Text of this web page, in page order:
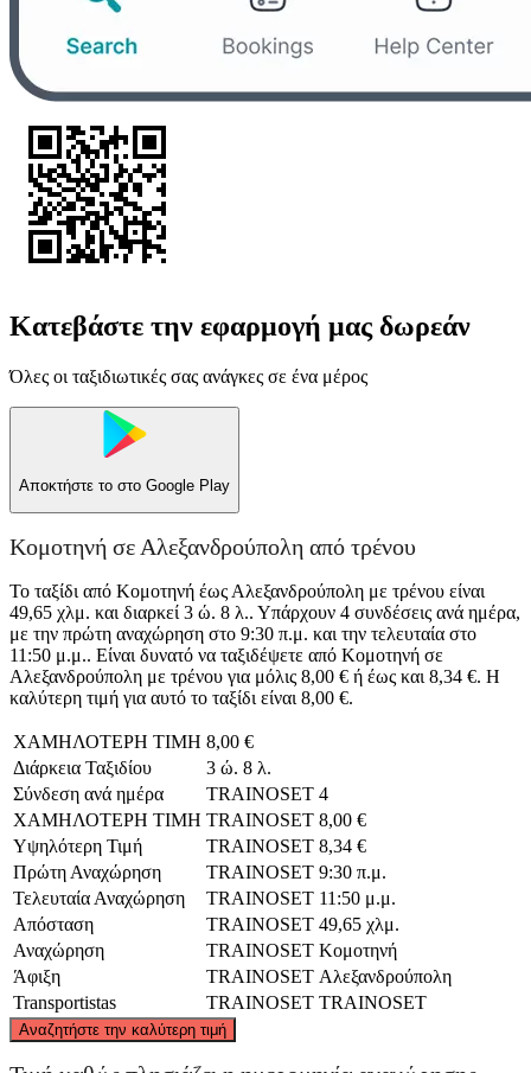
Κατεβάστε την εφαρμογή μας δωρεάν
Όλες οι ταξιδιωτικές σας ανάγκες σε ένα μέρος
Αποκτήστε το στο Google Play
Κομοτηνή σε Αλεξανδρούπολη από τρένου
Το ταξίδι από Κομοτηνή έως Αλεξανδρούπολη με τρένου είναι
49,65 χλμ. και διαρκεί 3 ώ. 8 λ.. Υπάρχουν 4 συνδέσεις ανά ημέρα,
με την πρώτη αναχώρηση στο 9:30 π.μ. και την τελευταία στο
11:50 μ.μ.. Είναι δυνατό να ταξιδέψετε από Κομοτηνή σε
Αλεξανδρούπολη με τρένου για μόλις 8,00 € ή έως και 8,34 €. Η
καλύτερη τιμή για αυτό το ταξίδι είναι 8,00 €.
ΧΑΜΗΛΟΤΕΡΗ ΤΙΜΗ 8,00 €
Διάρκεια Ταξιδίου
3 ώ. 8 λ.
Σύνδεση ανά ημέρα
TRAINOSET 4
ΧΑΜΗΛΟΤΕΡΗ ΤΙΜΗ TRAINOSET 8,00 €
Υψηλότερη Τιμή
TRAINOSET 8,34 €
Πρώτη Αναχώρηση
TRAINOSET 9:30 π.μ.
Τελευταία Αναχώρηση
TRAINOSET 11:50 μ.μ.
Απόσταση
TRAINOSET 49,65 χλμ.
Αναχώρηση
TRAINOSET Κομοτηνή
Άφιξη
TRAINOSET Αλεξανδρούπολη
Transportistas
TRAINOSET TRAINOSET
Αναζητήστε την καλύτερη τιμή
©CARTO, ©OpenStreetMap contributors